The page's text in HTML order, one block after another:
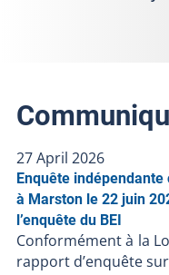
27 April 2026
Enquête indépendante
à Marston le 22 juin
l’enquête du BEI
Conformément à la
rapport d’enquête